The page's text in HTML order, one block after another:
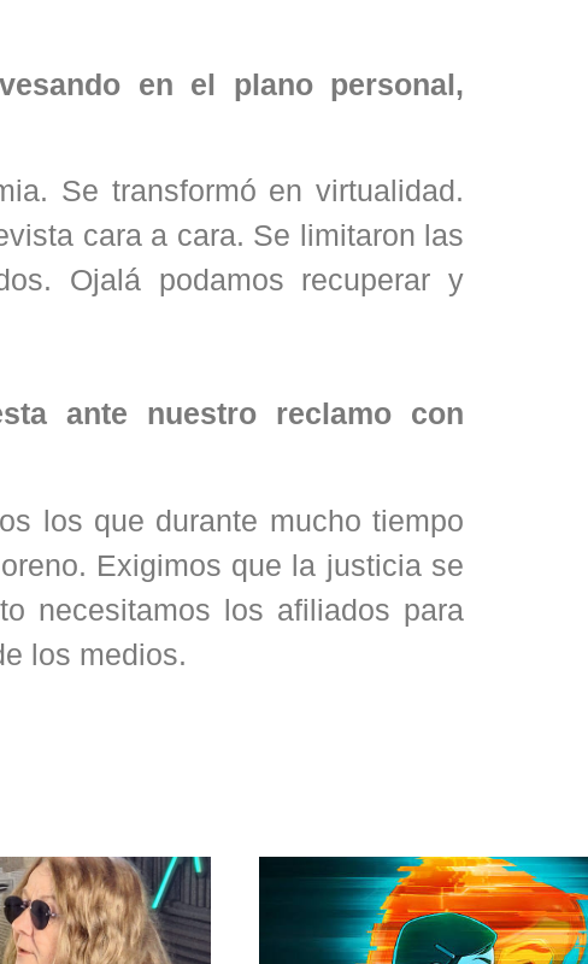
en el plano personal,
Se transformó en virtualidad.
cara a cara. Se limitaron las
Ojalá podamos recuperar y
ante nuestro reclamo con
los que durante mucho tiempo
Exigimos que la justicia se
necesitamos los afiliados para
los medios.